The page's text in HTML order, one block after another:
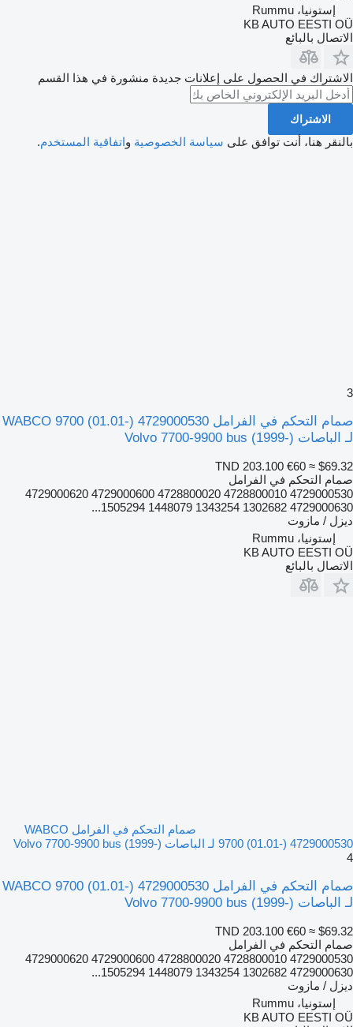
إستونيا، Rummu
KB AUTO EESTI OÜ
الاتصال بالبائع
الاشتراك في الحصول على إعلانات جديدة منشورة في هذا القسم
الاشتراك
بالنقر هنا، أنت توافق على سياسة الخصوصية واتفاقية المستخدم.
3
صمام التحكم في الفرامل WABCO 9700 (01.01-) 4729000530
لـ الباصات Volvo 7700-9900 bus (1999-)
TND 203.100 €60 ≈ $69.32
صمام التحكم في الفرامل
4729000530 4728800010 4728800020 4729000600 4729000620
4729000630 1302682 1343254 1448079 1505294...
ديزل / مازوت
إستونيا، Rummu
KB AUTO EESTI OÜ
الاتصال بالبائع
صمام التحكم في الفرامل WABCO
9700 (01.01-) 4729000530 لـ الباصات Volvo 7700-9900 bus (1999-)
4
صمام التحكم في الفرامل WABCO 9700 (01.01-) 4729000530
لـ الباصات Volvo 7700-9900 bus (1999-)
TND 203.100 €60 ≈ $69.32
صمام التحكم في الفرامل
4729000530 4728800010 4728800020 4729000600 4729000620
4729000630 1302682 1343254 1448079 1505294...
ديزل / مازوت
إستونيا، Rummu
KB AUTO EESTI OÜ